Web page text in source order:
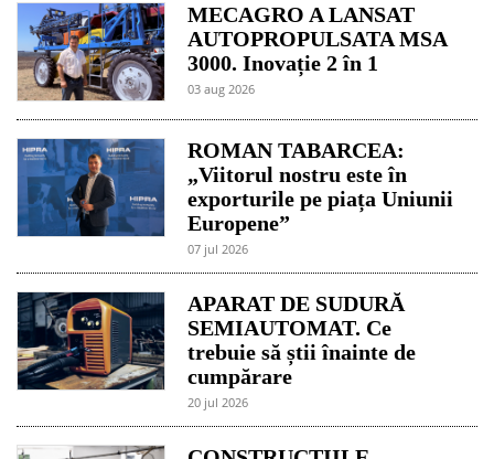
MECAGRO A LANSAT
AUTOPROPULSATA MSA
3000. Inovație 2 în 1
03 aug 2026
ROMAN TABARCEA:
„Viitorul nostru este în
exporturile pe piața Uniunii
Europene”
07 jul 2026
APARAT DE SUDURĂ
SEMIAUTOMAT. Ce
trebuie să știi înainte de
cumpărare
20 jul 2026